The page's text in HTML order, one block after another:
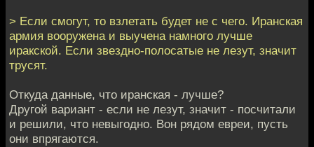
> Если смогут, то взлетать будет не с чего. Иранская
армия вооружена и выучена намного лучше
иракской. Если звездно-полосатые не лезут, значит
трусят.
Откуда данные, что иранская - лучше?
Другой вариант - если не лезут, значит - посчитали
и решили, что невыгодно. Вон рядом евреи, пусть
они впрягаются.